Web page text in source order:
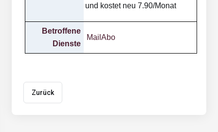
und kostet neu 7.90/Monat
Betroffene
Dienste
MailAbo
Zurück